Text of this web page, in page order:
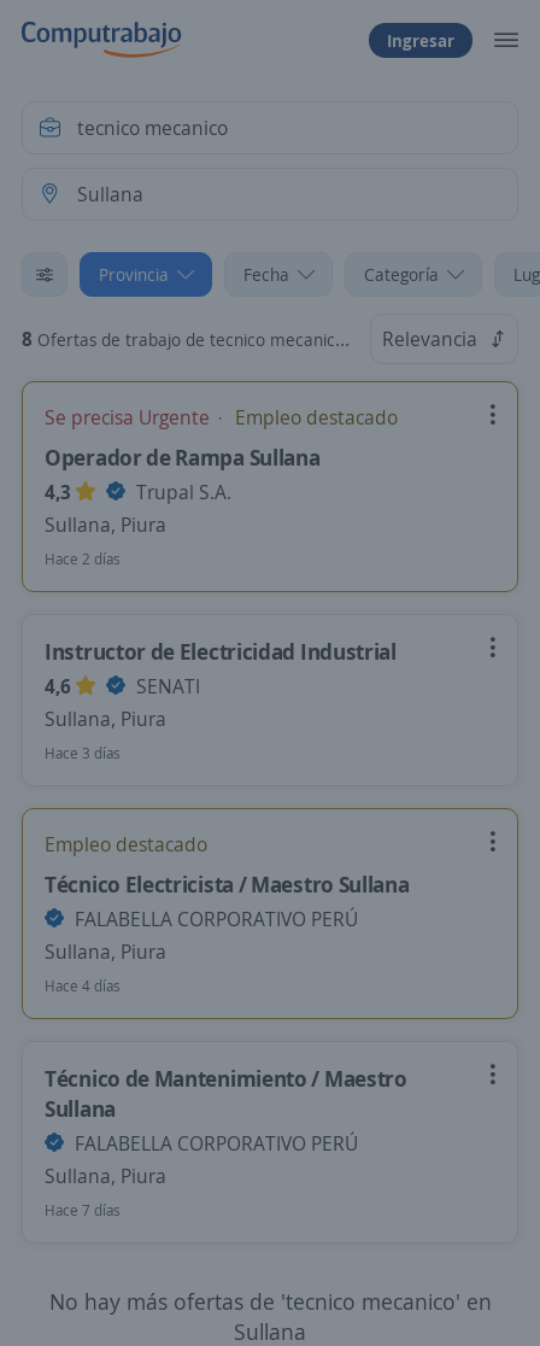
Ingresar
Provincia Fecha Categoría
8 Ofertas de trabajo de tecnico mecanico en Sullana, Piura Relevancia
Se precisa Urgente Empleo destacado
Operador de Rampa Sullana
4,3
Trupal S.A.
Sullana, Piura
Hace 2 días
Instructor de Electricidad Industrial
4,6
SENATI
Sullana, Piura
Hace 3 días
Empleo destacado
Técnico Electricista / Maestro Sullana
FALABELLA CORPORATIVO PERÚ
Sullana, Piura
Hace 4 días
Técnico de Mantenimiento / Maestro
Sullana
FALABELLA CORPORATIVO PERÚ
Sullana, Piura
Hace 7 días
No hay más ofertas de 'tecnico mecanico' en
Sullana